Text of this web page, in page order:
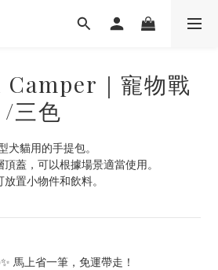
｜寵物戰
三色
犬貓用的手提包。
蓋，可以根據場景適當使用。
置小物件和飲料。
馬上省一筆，免運帶走！